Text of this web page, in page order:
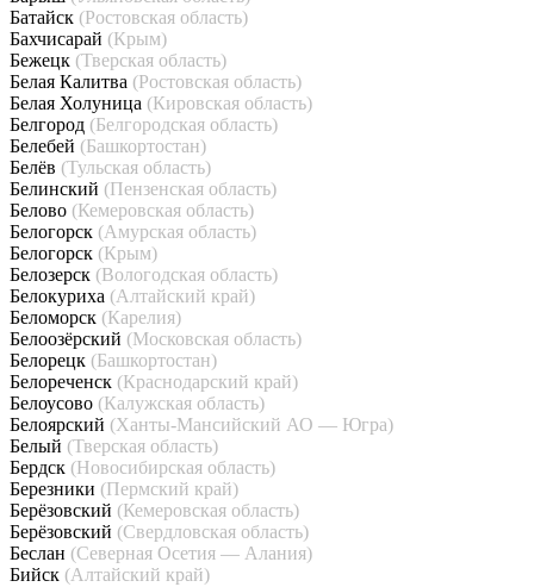
Батайск (Ростовская область)
Бахчисарай (Крым)
Бежецк (Тверская область)
Белая Калитва (Ростовская область)
Белая Холуница (Кировская область)
Белгород (Белгородская область)
Белебей (Башкортостан)
Белёв (Тульская область)
Белинский (Пензенская область)
Белово (Кемеровская область)
Белогорск (Амурская область)
Белогорск (Крым)
Белозерск (Вологодская область)
Белокуриха (Алтайский край)
Беломорск (Карелия)
Белоозёрский (Московская область)
Белорецк (Башкортостан)
Белореченск (Краснодарский край)
Белоусово (Калужская область)
Белоярский (Ханты-Мансийский АО — Югра)
Белый (Тверская область)
Бердск (Новосибирская область)
Березники (Пермский край)
Берёзовский (Кемеровская область)
Берёзовский (Свердловская область)
Беслан (Северная Осетия — Алания)
Бийск (Алтайский край)